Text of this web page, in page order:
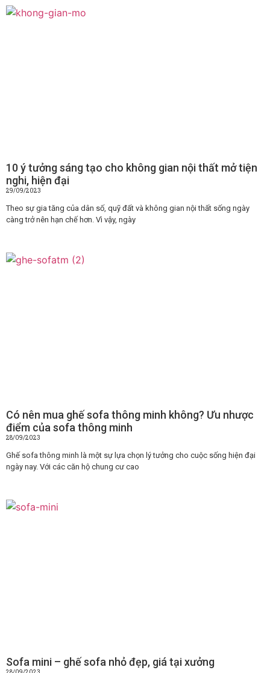
10 ý tưởng sáng tạo cho không gian nội thất mở tiện
nghi, hiện đại
29/09/2023
Theo sự gia tăng của dân số, quỹ đất và không gian nội thất sống ngày
càng trở nên hạn chế hơn. Vì vậy, ngày
Có nên mua ghế sofa thông minh không? Ưu nhược
điểm của sofa thông minh
28/09/2023
Ghế sofa thông minh là một sự lựa chọn lý tưởng cho cuộc sống hiện đại
ngày nay. Với các căn hộ chung cư cao
Sofa mini – ghế sofa nhỏ đẹp, giá tại xưởng